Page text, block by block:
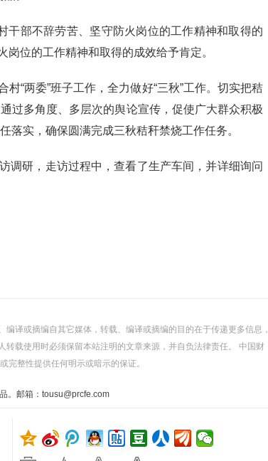
干部不辞劳苦、坚守防火岗位的工作精神和取得的
位的工作精神和取得的成效给予肯定。
“两委”班子工作，全力做好“三秋”工作。切实把秸
过多角度、多层次的舆论宣传，促使广大群众积极
落实，确保圆满完成三秋秸秆禁烧工作任务。
调研，走访过程中，查看了生产车间，并详细询问
译或摘编自其它媒体，转载、编译或摘编的目的在于传递更多信息，
载使用时必须保留本站注明的文章来源，并自负法律责任。 中国财
完整性提供任何明示或暗示的保证。
。邮箱：tousu@prcfe.com